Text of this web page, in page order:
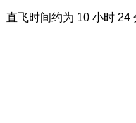
直飞时间约为 10 小时 24